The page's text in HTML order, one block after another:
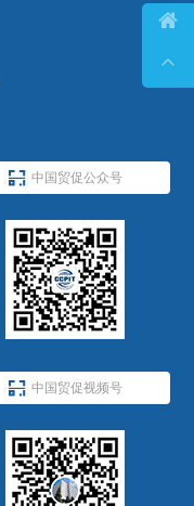
 中国贸促公众号
 中国贸促视频号

